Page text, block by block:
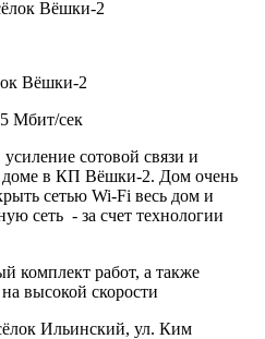
Вёшки-2
Мбит/сек
сотовой связи и
доме в КП Вёшки-2. Дом очень
сетью Wi-Fi весь дом и
сеть - за счет технологии
комплект работ, а также
высокой скорости